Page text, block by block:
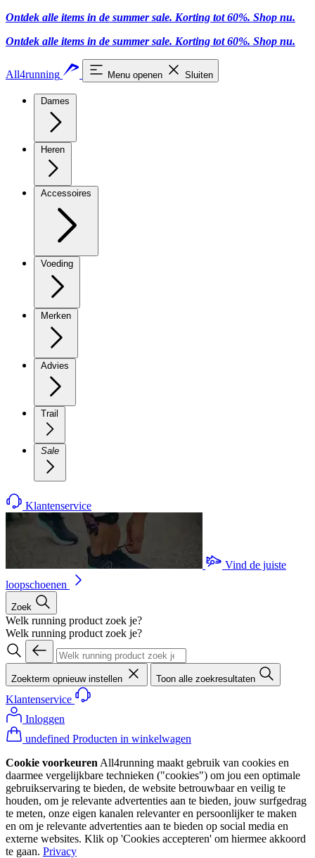
Ontdek alle items in de summer sale. Korting tot 60%. Shop nu.
Ontdek alle items in de summer sale. Korting tot 60%. Shop nu.
All4running Menu openen Sluiten
Dames
Heren
Accessoires
Voeding
Merken
Advies
Trail
Sale
Klantenservice
Vind de juiste
loopschoenen
Zoek
Welk running product zoek je?
Welk running product zoek je?
Zoekterm opnieuw instellen Toon alle zoekresultaten
Klantenservice
Inloggen
undefined Producten in winkelwagen
Cookie voorkeuren All4running maakt gebruik van cookies en
daarmee vergelijkbare technieken ("cookies") om jou een optimale
gebruikservaring te bieden, de website betrouwbaar en veilig te
houden, om je relevante advertenties aan te bieden, jouw surfgedrag
te meten, onze eigen kanalen relevanter en persoonlijker te maken
en om je relevante advertenties aan te bieden op social media en
externe websites. Klik op 'Cookies accepteren' om hiermee akkoord
te gaan. Privacy